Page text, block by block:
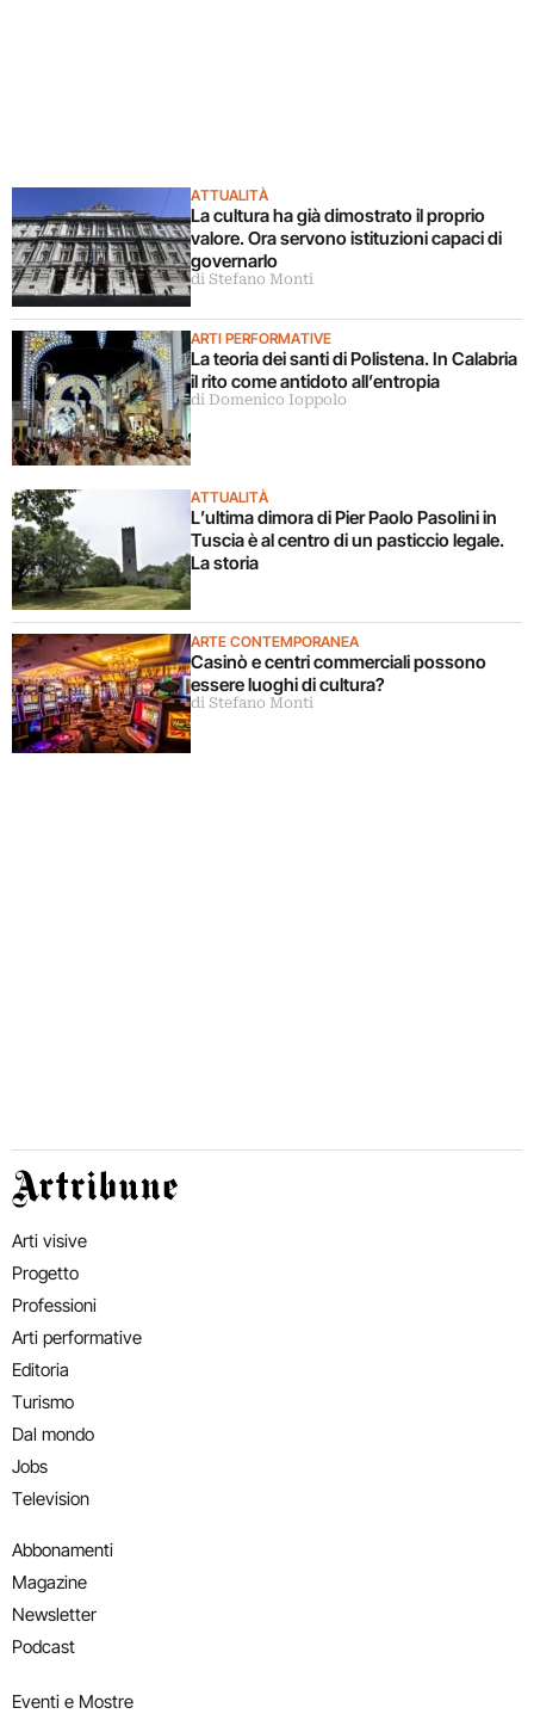
ATTUALITÀ
La cultura ha già dimostrato il proprio
valore. Ora servono istituzioni capaci di
governarlo
di Stefano Monti
ARTI PERFORMATIVE
La teoria dei santi di Polistena. In Calabria
il rito come antidoto all’entropia
di Domenico Ioppolo
ATTUALITÀ
L’ultima dimora di Pier Paolo Pasolini in
Tuscia è al centro di un pasticcio legale.
La storia
ARTE CONTEMPORANEA
Casinò e centri commerciali possono
essere luoghi di cultura?
di Stefano Monti
Artribune
Arti visive
Progetto
Professioni
Arti performative
Editoria
Turismo
Dal mondo
Jobs
Television
Abbonamenti
Magazine
Newsletter
Podcast
Eventi e Mostre